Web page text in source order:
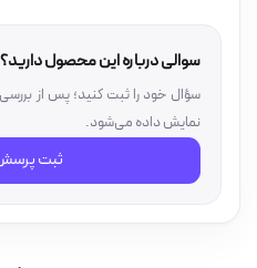
سوالی درباره این محصول دارید؟
سؤال خود را ثبت کنید؛ پس از
نمایش داده می‌شود.
ثبت